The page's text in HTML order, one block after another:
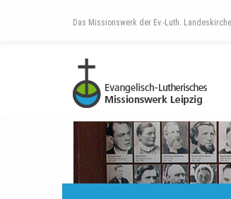
Das Missionswerk der Ev.-Luth.